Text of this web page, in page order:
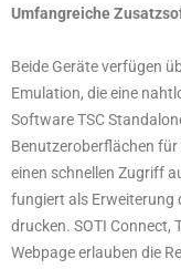
Umfangreiche
Beide Geräte verfügen
Emulation, die eine
Software TSC
Benutzeroberflächen für
einen schnellen Zugriff
fungiert als Erweiterung
drucken. SOTI Connect,
Webpage erlauben die